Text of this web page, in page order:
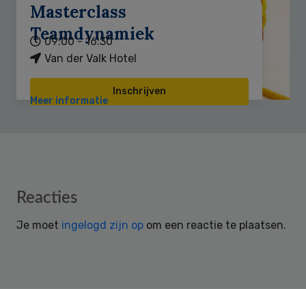
Masterclass
Teamdynamiek
09:00 - 16:30
Van der Valk Hotel
Inschrijven
Meer informatie
Reader
Reacties
Je moet ingelogd zijn op om een reactie te plaatsen.